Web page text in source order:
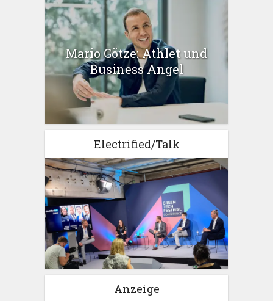
Mario Götze: Athlet und
Business Angel
Electrified/Talk
Anzeige